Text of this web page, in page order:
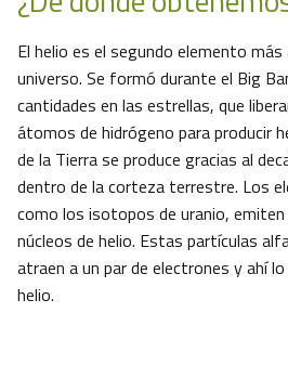
El helio es el segundo elemento
universo. Se formó durante el Big
cantidades en las estrellas, que
átomos de hidrógeno para producir
de la Tierra se produce gracias al
dentro de la corteza terrestre. Los
como los isotopos de uranio,
núcleos de helio. Estas partículas
atraen a un par de electrones y ahí
helio.